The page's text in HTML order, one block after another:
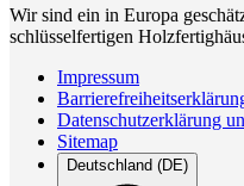
Wir sind ein in Europa
schlüsselfertigen
Impressum
Datenschutzerklärung
Sitemap
Deutschland (DE)